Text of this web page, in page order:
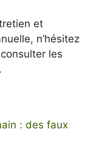
et
n’hésitez
les
: des faux